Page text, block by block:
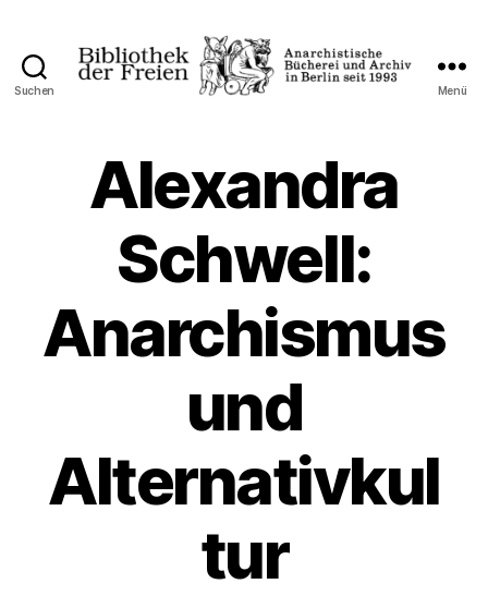
Suchen Menü
Alexandra
Schwell:
Anarchismus
und
Alternativkul
tur